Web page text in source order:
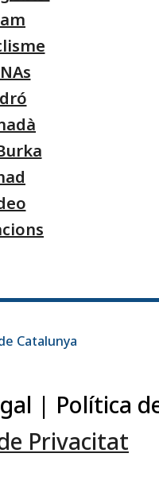
Catalunya
| Política
Privacitat